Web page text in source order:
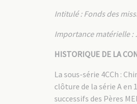
Intitulé : Fonds des
Importance matérielle :
HISTORIQUE DE LA
La sous-série 4CCh :
clôture de la série A en
successifs des Pères